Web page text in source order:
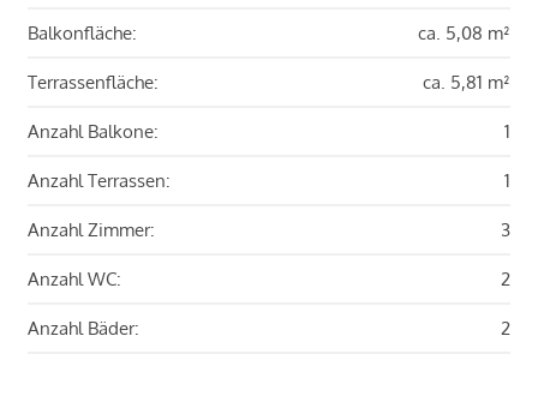
Balkonfläche: ca. 5,08 m²
Terrassenfläche: ca. 5,81 m²
Anzahl Balkone: 1
Anzahl Terrassen: 1
Anzahl Zimmer: 3
Anzahl WC: 2
Anzahl Bäder: 2